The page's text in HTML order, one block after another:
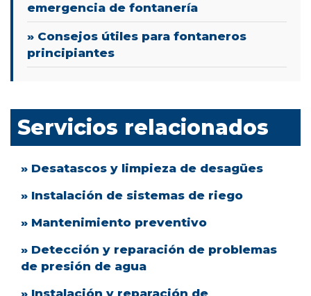
emergencia de fontanería
» Consejos útiles para fontaneros
principiantes
Servicios relacionados
» Desatascos y limpieza de desagües
» Instalación de sistemas de riego
» Mantenimiento preventivo
» Detección y reparación de problemas
de presión de agua